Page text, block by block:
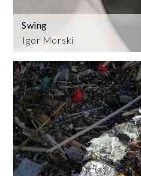
Igor Morski
Swing